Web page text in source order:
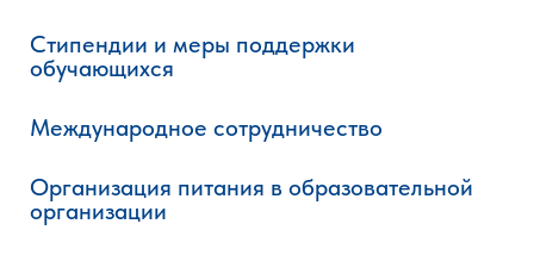
Стипендии и меры поддержки
обучающихся
Международное сотрудничество
Организация питания в образовательной
организации